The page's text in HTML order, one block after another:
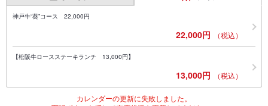
神戸牛“葵”コース 22,000円
22,000円 （税込）
【松阪牛ロースステーキランチ 13,000円】
13,000円 （税込）
カレンダーの更新に失敗しました。